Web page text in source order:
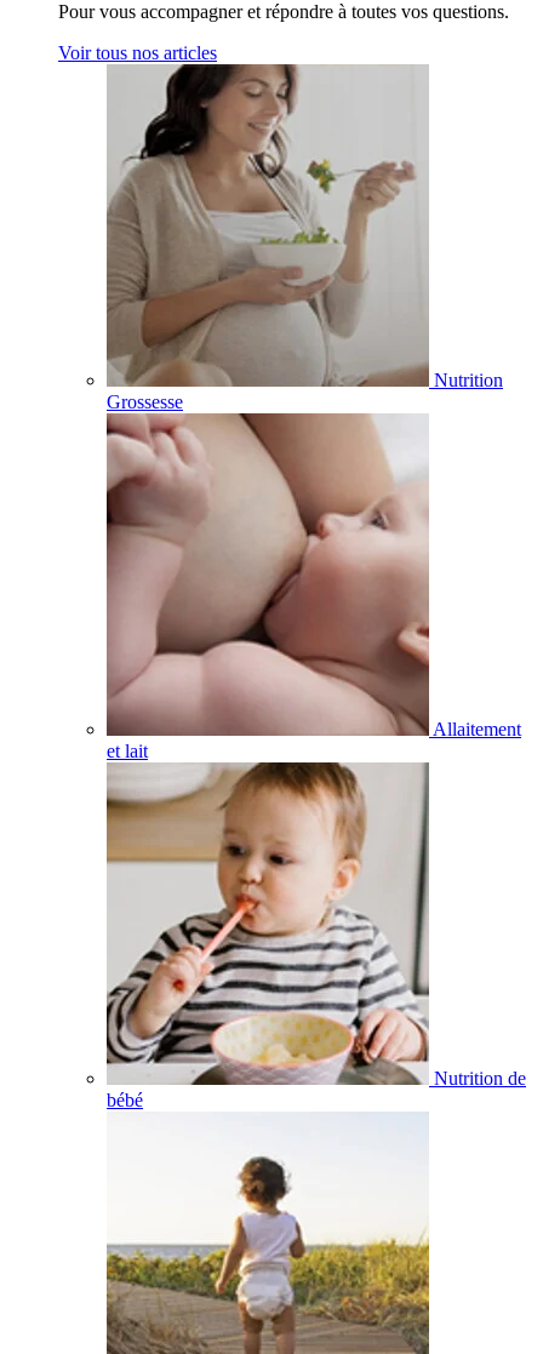
Pour vous accompagner et répondre à toutes vos questions.
Voir tous nos articles
Nutrition
Grossesse
Allaitement
et lait
Nutrition de
bébé